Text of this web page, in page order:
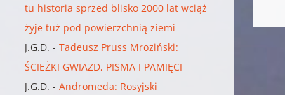
tu historia sprzed blisko 2000 lat wciąż
żyje tuż pod powierzchnią ziemi
J.G.D. -Tadeusz Pruss Mroziński:
ŚCIEŻKI GWIAZD, PISMA I PAMIĘCI
J.G.D. -Andromeda: Rosyjski